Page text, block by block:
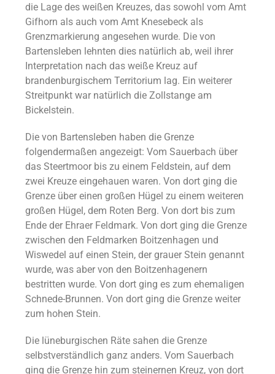
die Lage des weißen Kreuzes, das sowohl vom Amt
Gifhorn als auch vom Amt Knesebeck als
Grenzmarkierung angesehen wurde. Die von
Bartensleben lehnten dies natürlich ab, weil ihrer
Interpretation nach das weiße Kreuz auf
brandenburgischem Territorium lag. Ein weiterer
Streitpunkt war natürlich die Zollstange am
Bickelstein.
Die von Bartensleben haben die Grenze
folgendermaßen angezeigt: Vom Sauerbach über
das Steertmoor bis zu einem Feldstein, auf dem
zwei Kreuze eingehauen waren. Von dort ging die
Grenze über einen großen Hügel zu einem weiteren
großen Hügel, dem Roten Berg. Von dort bis zum
Ende der Ehraer Feldmark. Von dort ging die Grenze
zwischen den Feldmarken Boitzenhagen und
Wiswedel auf einen Stein, der grauer Stein genannt
wurde, was aber von den Boitzenhagenern
bestritten wurde. Von dort ging es zum ehemaligen
Schnede-Brunnen. Von dort ging die Grenze weiter
zum hohen Stein.
Die lüneburgischen Räte sahen die Grenze
selbstverständlich ganz anders. Vom Sauerbach
ging die Grenze hin zum steinernen Kreuz, von dort